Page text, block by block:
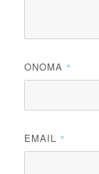
ΌΝΟΜΑ *
EMAIL *